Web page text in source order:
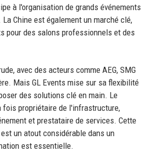
à l'organisation de grands événements
Chine est également un marché clé,
pour des salons professionnels et des
avec des acteurs comme AEG, SMG
Mais GL Events mise sur sa flexibilité
des solutions clé en main. Le
fois propriétaire de l'infrastructure,
et prestataire de services. Cette
un atout considérable dans un
est essentielle.